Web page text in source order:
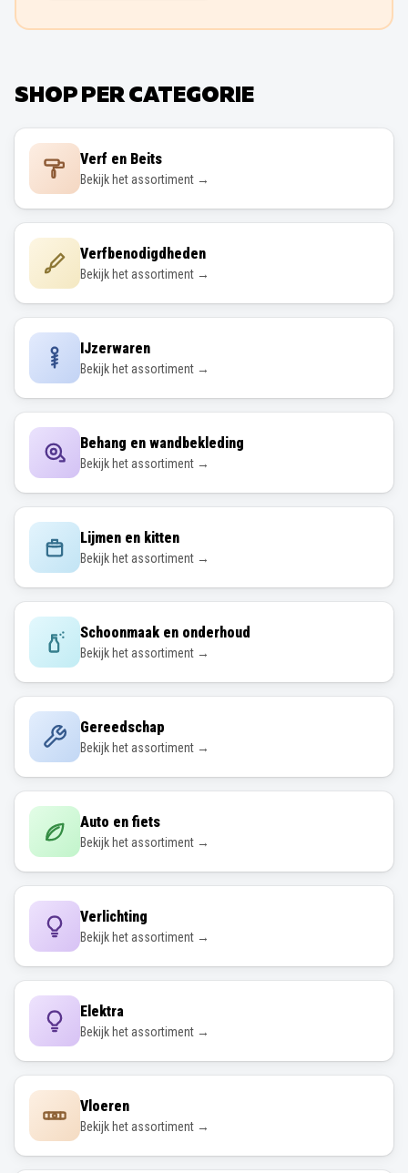
SHOP PER CATEGORIE
Verf en Beits
Bekijk het assortiment →
Verfbenodigdheden
Bekijk het assortiment →
IJzerwaren
Bekijk het assortiment →
Behang en wandbekleding
Bekijk het assortiment →
Lijmen en kitten
Bekijk het assortiment →
Schoonmaak en onderhoud
Bekijk het assortiment →
Gereedschap
Bekijk het assortiment →
Auto en fiets
Bekijk het assortiment →
Verlichting
Bekijk het assortiment →
Elektra
Bekijk het assortiment →
Vloeren
Bekijk het assortiment →